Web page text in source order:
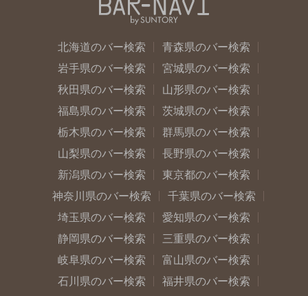
北海道のバー検索
青森県のバー検索
岩手県のバー検索
宮城県のバー検索
秋田県のバー検索
山形県のバー検索
福島県のバー検索
茨城県のバー検索
栃木県のバー検索
群馬県のバー検索
山梨県のバー検索
長野県のバー検索
新潟県のバー検索
東京都のバー検索
神奈川県のバー検索
千葉県のバー検索
埼玉県のバー検索
愛知県のバー検索
静岡県のバー検索
三重県のバー検索
岐阜県のバー検索
富山県のバー検索
石川県のバー検索
福井県のバー検索